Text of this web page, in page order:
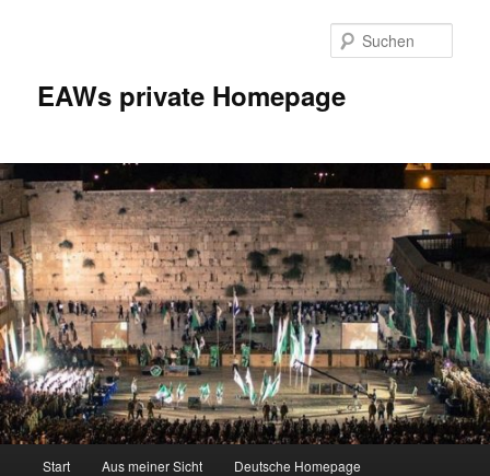
EAWs private Homepage
Start Aus meiner Sicht Deutsche Homepage